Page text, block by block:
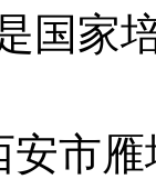
国家
安市